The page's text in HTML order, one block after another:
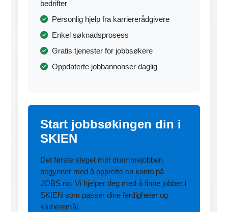
bedrifter
Personlig hjelp fra karriererådgivere
Enkel søknadsprosess
Gratis tjenester for jobbsøkere
Oppdaterte jobbannonser daglig
Start jobbsøkingen din i
SKIEN
Det første steget mot drømmejobben
begynner med å opprette en konto på
JOBS.no. Vi hjelper deg med å finne jobber i
SKIEN som passer dine ferdigheter og
karrieremål.